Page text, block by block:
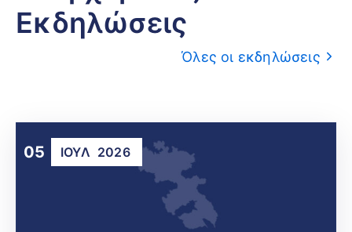
Εκδηλώσεις
Όλες οι εκδηλώσεις
05 ΙΟΎΛ 2026